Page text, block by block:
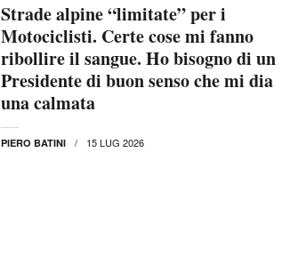
Strade alpine “limitate” per i
Motociclisti. Certe cose mi fanno
ribollire il sangue. Ho bisogno di un
Presidente di buon senso che mi dia
una calmata
PIERO BATINI 15 LUG 2026